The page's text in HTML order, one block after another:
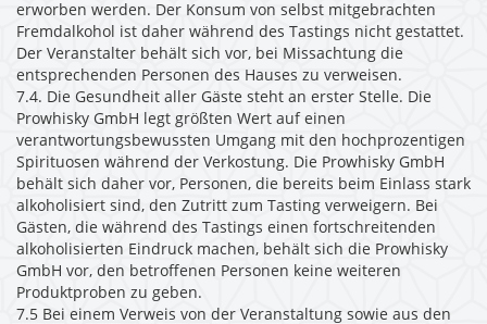
erworben werden. Der Konsum von selbst mitgebrachten
Fremdalkohol ist daher während des Tastings nicht gestattet.
Der Veranstalter behält sich vor, bei Missachtung die
entsprechenden Personen des Hauses zu verweisen.
7.4. Die Gesundheit aller Gäste steht an erster Stelle. Die
Prowhisky GmbH legt größten Wert auf einen
verantwortungsbewussten Umgang mit den hochprozentigen
Spirituosen während der Verkostung. Die Prowhisky GmbH
behält sich daher vor, Personen, die bereits beim Einlass stark
alkoholisiert sind, den Zutritt zum Tasting verweigern. Bei
Gästen, die während des Tastings einen fortschreitenden
alkoholisierten Eindruck machen, behält sich die Prowhisky
GmbH vor, den betroffenen Personen keine weiteren
Produktproben zu geben.
7.5 Bei einem Verweis von der Veranstaltung sowie aus den